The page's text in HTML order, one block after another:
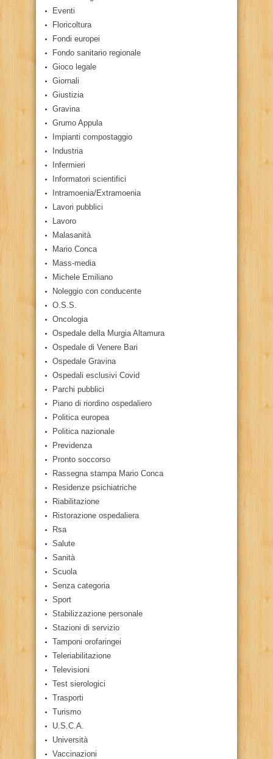
Eventi
Floricoltura
Fondi europei
Fondo sanitario regionale
Gioco legale
Giornali
Giustizia
Gravina
Grumo Appula
Impianti compostaggio
Industria
Infermieri
Informatori scientifici
Intramoenia/Extramoenia
Lavori pubblici
Lavoro
Malasanità
Mario Conca
Mass-media
Michele Emiliano
Noleggio con conducente
O.S.S.
Oncologia
Ospedale della Murgia Altamura
Ospedale di Venere Bari
Ospedale Gravina
Ospedali esclusivi Covid
Parchi pubblici
Piano di riordino ospedaliero
Politica europea
Politica nazionale
Previdenza
Pronto soccorso
Rassegna stampa Mario Conca
Residenze psichiatriche
Riabilitazione
Ristorazione ospedaliera
Rsa
Salute
Sanità
Scuola
Senza categoria
Sport
Stabilizzazione personale
Stazioni di servizio
Tamponi orofaringei
Teleriabilitazione
Televisioni
Test sierologici
Trasporti
Turismo
U.S.C.A.
Università
Vaccinazioni